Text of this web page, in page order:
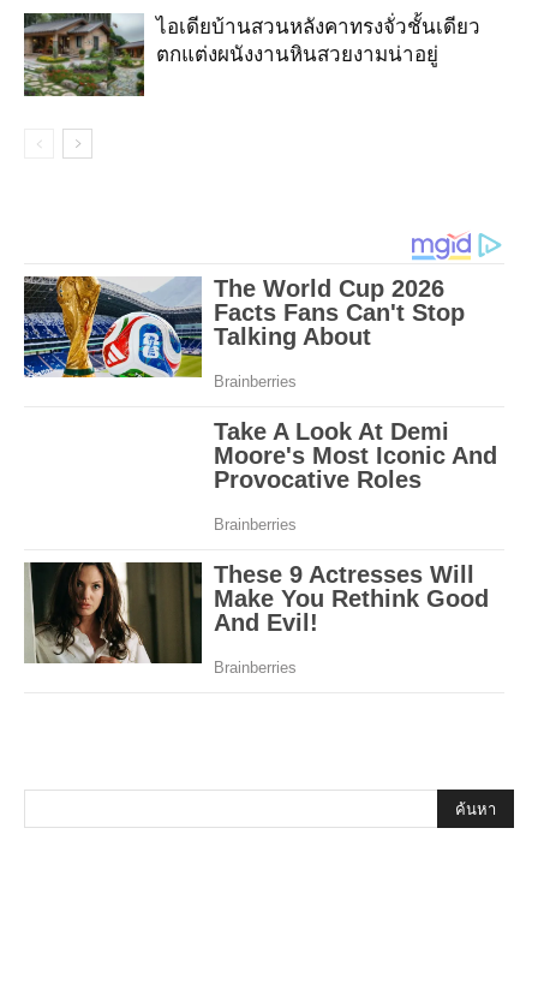
ไอเดียบ้านสวนหลังคาทรงจั่วชั้นเดียว
ตกแต่งผนังงานหินสวยงามน่าอยู่